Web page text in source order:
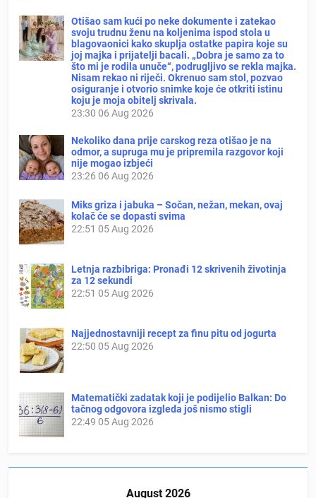
Otišao sam kući po neke dokumente i zatekao
svoju trudnu ženu na koljenima ispod stola u
blagovaonici kako skuplja ostatke papira koje su
joj majka i prijatelji bacali. „Dobra je samo za to
što mi je rodila unuče“, podrugljivo se rekla majka.
Nisam rekao ni riječi. Okrenuo sam stol, pozvao
osiguranje i otvorio snimke koje će otkriti istinu
koju je moja obitelj skrivala.
23:30 06 Aug 2026
Nekoliko dana prije carskog reza otišao je na
odmor, a supruga mu je pripremila razgovor koji
nije mogao izbjeći
23:26 06 Aug 2026
Miks griza i jabuka – Sočan, nežan, mekan, ovaj
kolač će se dopasti svima
22:51 05 Aug 2026
Letnja razbibriga: Pronađi 12 skrivenih životinja
za 12 sekundi
22:51 05 Aug 2026
Najjednostavniji recept za finu pitu od jogurta
22:50 05 Aug 2026
Matematički zadatak koji je podijelio Balkan: Do
tačnog odgovora izgleda još nismo stigli
22:49 05 Aug 2026
August 2026